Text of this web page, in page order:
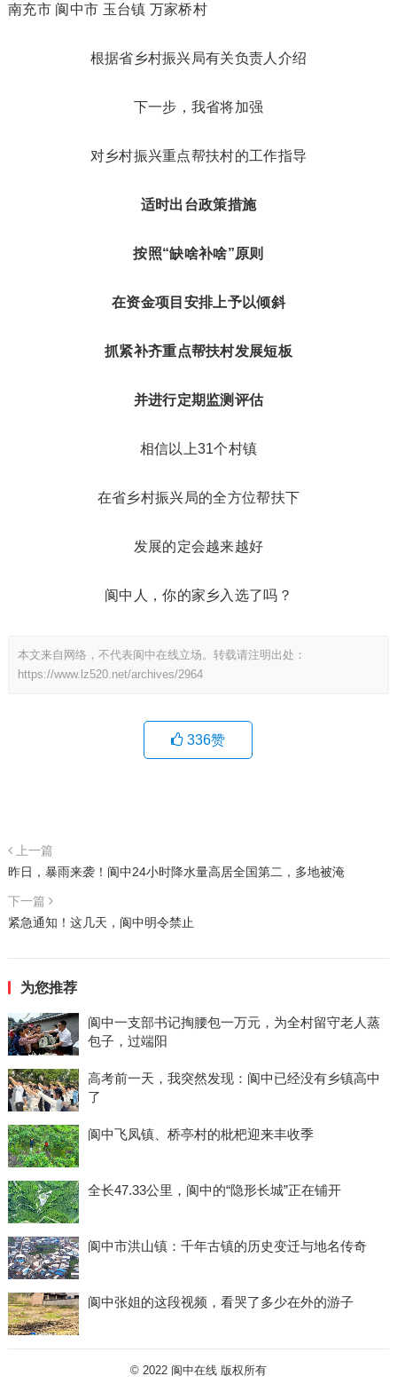
南充市 阆中市 玉台镇 万家桥村
根据省乡村振兴局有关负责人介绍
下一步，我省将加强
对乡村振兴重点帮扶村的工作指导
适时出台政策措施
按照“缺啥补啥”原则
在资金项目安排上予以倾斜
抓紧补齐重点帮扶村发展短板
并进行定期监测评估
相信以上31个村镇
在省乡村振兴局的全方位帮扶下
发展的定会越来越好
阆中人，你的家乡入选了吗？
本文来自网络，不代表阆中在线立场。转载请注明出处：
https://www.lz520.net/archives/2964
336赞
上一篇
昨日，暴雨来袭！阆中24小时降水量高居全国第二，多地被淹
下一篇
紧急通知！这几天，阆中明令禁止
为您推荐
阆中一支部书记掏腰包一万元，为全村留守老人蒸
包子，过端阳
高考前一天，我突然发现：阆中已经没有乡镇高中
了
阆中飞凤镇、桥亭村的枇杷迎来丰收季
全长47.33公里，阆中的“隐形长城”正在铺开
阆中市洪山镇：千年古镇的历史变迁与地名传奇
阆中张姐的这段视频，看哭了多少在外的游子
© 2022 阆中在线版权所有